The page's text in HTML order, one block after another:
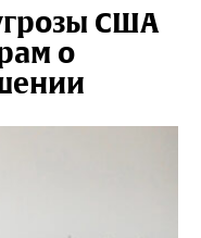
США
о